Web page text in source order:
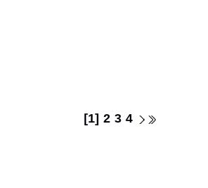
[1] 2 3 4